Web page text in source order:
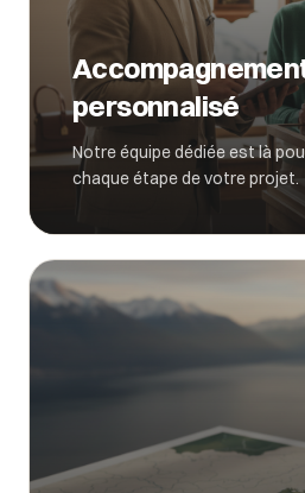
personnalisé
Notre équipe dédiée est là
chaque étape de votre projet.